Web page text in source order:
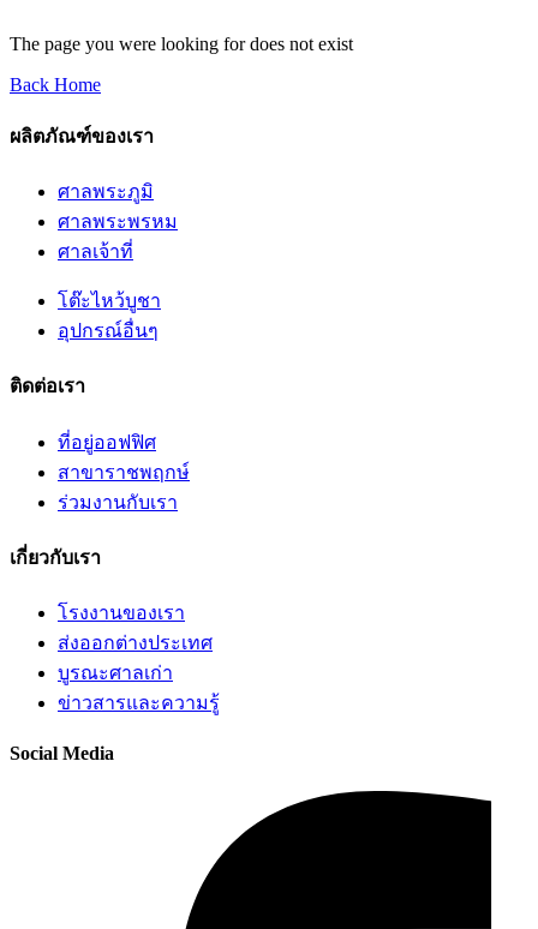
The page you were looking for does not exist
Back Home
ผลิตภัณฑ์ของเรา
ศาลพระภูมิ
ศาลพระพรหม
ศาลเจ้าที่
โต๊ะไหว้บูชา
อุปกรณ์อื่นๆ
ติดต่อเรา
ที่อยู่ออฟฟิศ
สาขาราชพฤกษ์
ร่วมงานกับเรา
เกี่ยวกับเรา
โรงงานของเรา
ส่งออกต่างประเทศ
บูรณะศาลเก่า
ข่าวสารและความรู้
Social Media